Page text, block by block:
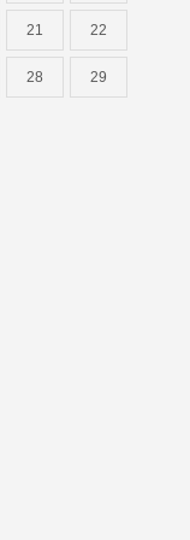
21 22
28 29